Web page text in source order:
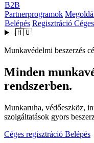
B2B
Partnerprogramok
Belépés Regisztráció
🇭🇺
Munkavédelmi beszerzés
Minden
rendszerben.
Munkaruha, védőeszköz,
szolgáltatások gyors
Céges regisztráció Belépés